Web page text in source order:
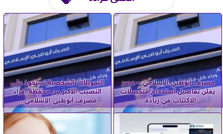
مصرف أبوظبي الإسلامي – مصر
يعلن تفاصيل استخدام متحصلات
الاكتتاب في زيادة...
التمويلات الشخصية تستحوذ على
النصيب الأكبر من محفظة أفراد
مصرف أبوظبي الإسلامي...